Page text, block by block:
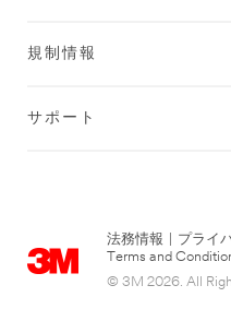
規制情報
サポート
法務情報 プライ
Terms and
© 3M 2026. All